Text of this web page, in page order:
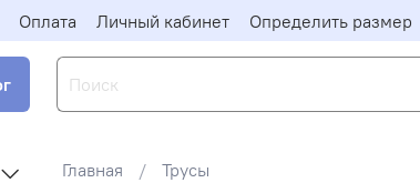
Оплата Личный кабинет Определить размер
Главная Трусы